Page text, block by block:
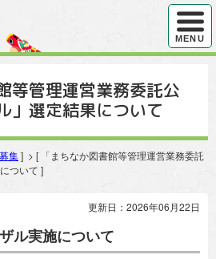
ハンバ
MENU
等管理運営業務委託公
」選定結果について
募集] > [ 「まちなか図書館等管理運営業務委託
ついて ]
更新日：2026年06月22日
ル実施について